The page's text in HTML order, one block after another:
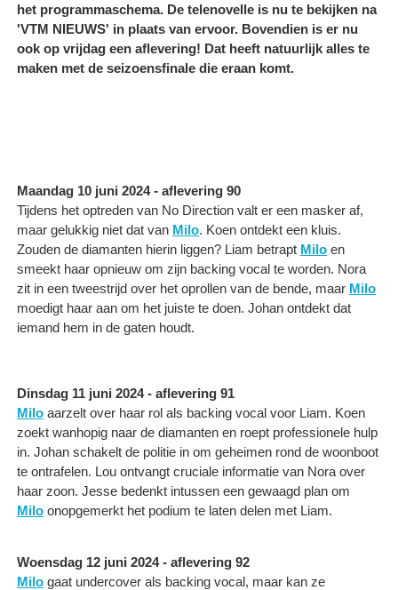
het programmaschema. De telenovelle is nu te bekijken na
'VTM NIEUWS' in plaats van ervoor. Bovendien is er nu
ook op vrijdag een aflevering! Dat heeft natuurlijk alles te
maken met de seizoensfinale die eraan komt.
Maandag 10 juni 2024 - aflevering 90
Tijdens het optreden van No Direction valt er een masker af,
maar gelukkig niet dat van Milo. Koen ontdekt een kluis.
Zouden de diamanten hierin liggen? Liam betrapt Milo en
smeekt haar opnieuw om zijn backing vocal te worden. Nora
zit in een tweestrijd over het oprollen van de bende, maar Milo
moedigt haar aan om het juiste te doen. Johan ontdekt dat
iemand hem in de gaten houdt.
Dinsdag 11 juni 2024 - aflevering 91
Milo aarzelt over haar rol als backing vocal voor Liam. Koen
zoekt wanhopig naar de diamanten en roept professionele hulp
in. Johan schakelt de politie in om geheimen rond de woonboot
te ontrafelen. Lou ontvangt cruciale informatie van Nora over
haar zoon. Jesse bedenkt intussen een gewaagd plan om
Milo onopgemerkt het podium te laten delen met Liam.
Woensdag 12 juni 2024 - aflevering 92
Milo gaat undercover als backing vocal, maar kan ze